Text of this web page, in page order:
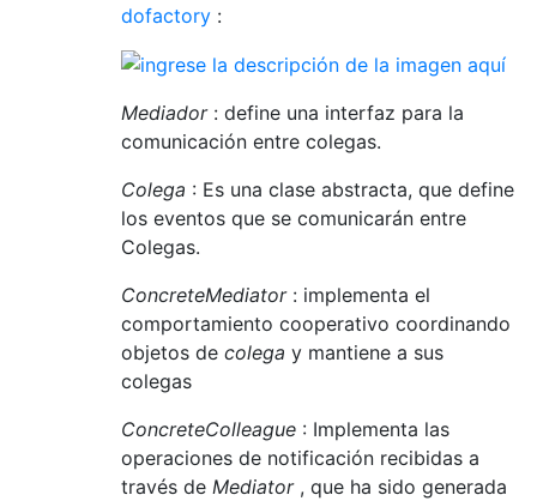
dofactory :
Mediador: define una interfaz para la
comunicación entre colegas.
Colega : Es una clase abstracta, que define
los eventos que se comunicarán entre
Colegas.
ConcreteMediator: implementa el
comportamiento cooperativo coordinando
objetos de colega y mantiene a sus
colegas
ConcreteColleague : Implementa las
operaciones de notificación recibidas a
través de Mediator, que ha sido generada